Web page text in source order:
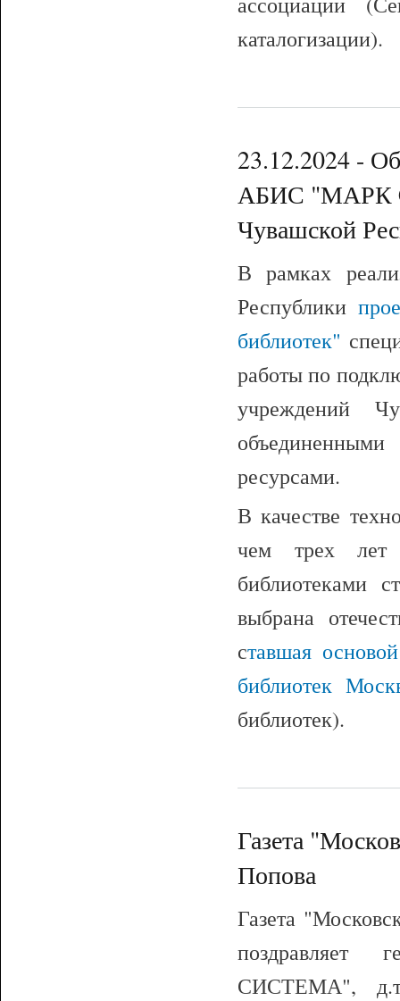
каталогизации).
23.12.2024 -
АБИС "МАРК
Чувашской
В рамках
Республики
библиотек"
работы по
учреждений
ресурсами.
В качестве
чем трех лет
библиотеками
выбрана
ставшая
библиотек
библиотек).
Газета
Попова
Газета
СИСТЕМА",